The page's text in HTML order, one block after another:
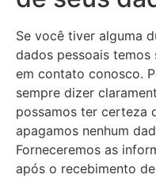
Se você tiver alguma
dados pessoais
em contato conosco.
sempre dizer
possamos ter certeza
apagamos nenhum
Forneceremos as
após o recebimento